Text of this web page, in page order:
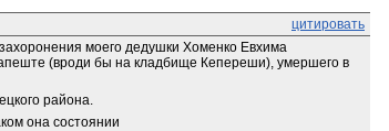
цитировать
моего дедушки Хоменко Евхима
(вроди бы на кладбище Кепереши), умершего в
района.
она состоянии